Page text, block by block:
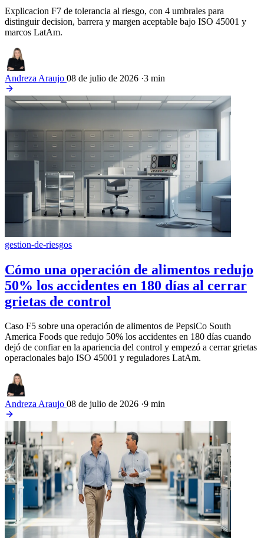
Explicacion F7 de tolerancia al riesgo, con 4 umbrales para
distinguir decision, barrera y margen aceptable bajo ISO 45001 y
marcos LatAm.
Andreza Araujo 08 de julio de 2026 ·3 min
gestion-de-riesgos
Cómo una operación de alimentos redujo
50% los accidentes en 180 días al cerrar
grietas de control
Caso F5 sobre una operación de alimentos de PepsiCo South
America Foods que redujo 50% los accidentes en 180 días cuando
dejó de confiar en la apariencia del control y empezó a cerrar grietas
operacionales bajo ISO 45001 y reguladores LatAm.
Andreza Araujo 08 de julio de 2026 ·9 min